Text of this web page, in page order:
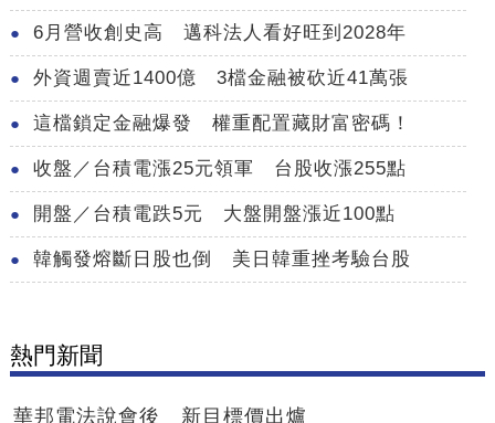
6月營收創史高 邁科法人看好旺到2028年
外資週賣近1400億 3檔金融被砍近41萬張
這檔鎖定金融爆發 權重配置藏財富密碼！
收盤／台積電漲25元領軍 台股收漲255點
開盤／台積電跌5元 大盤開盤漲近100點
韓觸發熔斷日股也倒 美日韓重挫考驗台股
熱門新聞
華邦電法說會後 新目標價出爐